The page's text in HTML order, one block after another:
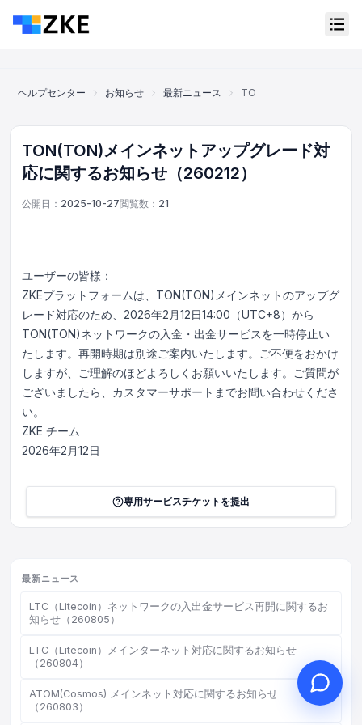
ヘルプセンター お知らせ 最新ニュース TON(TON)メインネット
TON(TON)メインネットアップグレード対
応に関するお知らせ（260212）
公開日： 2025-10-27閲覧数： 21
ユーザーの皆様：
ZKEプラットフォームは、TON(TON)メインネットのアップグ
レード対応のため、2026年2月12日14:00（UTC+8）から
TON(TON)ネットワークの入金・出金サービスを一時停止い
たします。再開時期は別途ご案内いたします。ご不便をおかけ
しますが、ご理解のほどよろしくお願いいたします。ご質問が
ございましたら、カスタマーサポートまでお問い合わせくださ
い。
ZKE チーム
2026年2月12日
専用サービスチケットを提出
最新ニュース
LTC（Litecoin）ネットワークの入出金サービス再開に関するお
知らせ（260805）
LTC（Litecoin）メインターネット対応に関するお知らせ
（260804）
ATOM(Cosmos) メインネット対応に関するお知らせ
（260803）
オンラインカスタマーサービス
Support Center
オンラインカスタマーサービスがご利用
いただけます
オンライン相談を開始